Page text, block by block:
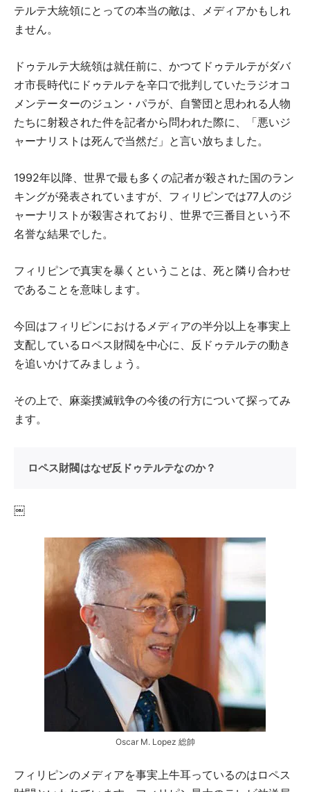
テルテ大統領にとっての本当の敵は、メディアかもしれ
ません。
ドゥテルテ大統領は就任前に、かつてドゥテルテがダバ
オ市長時代にドゥテルテを辛口で批判していたラジオコ
メンテーターのジュン・パラが、自警団と思われる人物
たちに射殺された件を記者から問われた際に、「悪いジ
ャーナリストは死んで当然だ」と言い放ちました。
1992年以降、世界で最も多くの記者が殺された国のラン
キングが発表されていますが、フィリピンでは77人のジ
ャーナリストが殺害されており、世界で三番目という不
名誉な結果でした。
フィリピンで真実を暴くということは、死と隣り合わせ
であることを意味します。
今回はフィリピンにおけるメディアの半分以上を事実上
支配しているロペス財閥を中心に、反ドゥテルテの動き
を追いかけてみましょう。
その上で、麻薬撲滅戦争の今後の行方について探ってみ
ます。
ロペス財閥はなぜ反ドゥテルテなのか？
￼
Oscar M. Lopez 総帥
フィリピンのメディアを事実上牛耳っているのはロペス